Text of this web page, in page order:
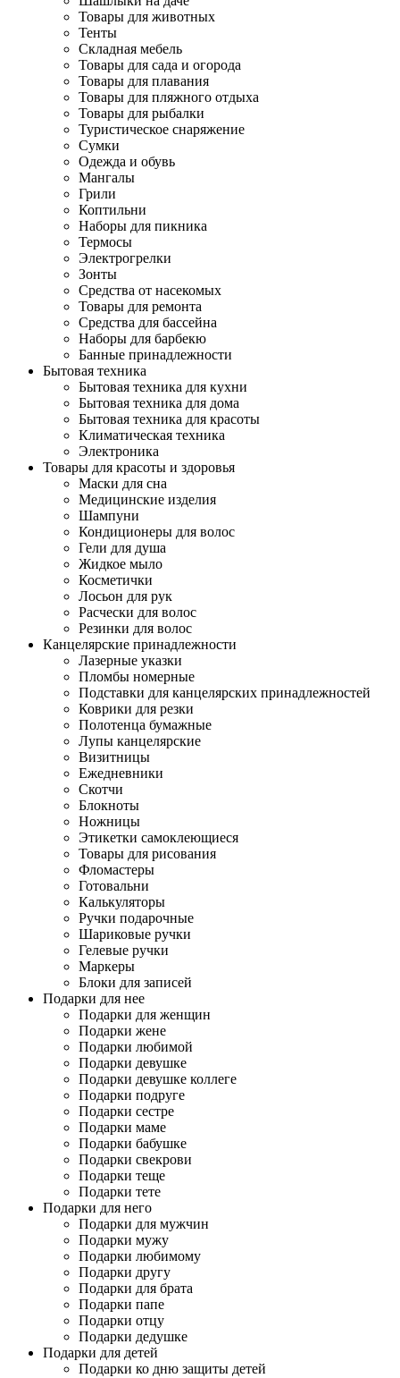
Товары для животных
Тенты
Складная мебель
Товары для сада и огорода
Товары для плавания
Товары для пляжного отдыха
Товары для рыбалки
Туристическое снаряжение
Сумки
Одежда и обувь
Мангалы
Грили
Коптильни
Наборы для пикника
Термосы
Электрогрелки
Зонты
Средства от насекомых
Товары для ремонта
Средства для бассейна
Наборы для барбекю
Банные принадлежности
Бытовая техника
Бытовая техника для кухни
Бытовая техника для дома
Бытовая техника для красоты
Климатическая техника
Электроника
Товары для красоты и здоровья
Маски для сна
Медицинские изделия
Шампуни
Кондиционеры для волос
Гели для душа
Жидкое мыло
Косметички
Лосьон для рук
Расчески для волос
Резинки для волос
Канцелярские принадлежности
Лазерные указки
Пломбы номерные
Подставки для канцелярских принадлежностей
Коврики для резки
Полотенца бумажные
Лупы канцелярские
Визитницы
Ежедневники
Скотчи
Блокноты
Ножницы
Этикетки самоклеющиеся
Товары для рисования
Фломастеры
Готовальни
Калькуляторы
Ручки подарочные
Шариковые ручки
Гелевые ручки
Маркеры
Блоки для записей
Подарки для нее
Подарки для женщин
Подарки жене
Подарки любимой
Подарки девушке
Подарки девушке коллеге
Подарки подруге
Подарки сестре
Подарки маме
Подарки бабушке
Подарки свекрови
Подарки теще
Подарки тете
Подарки для него
Подарки для мужчин
Подарки мужу
Подарки любимому
Подарки другу
Подарки для брата
Подарки папе
Подарки отцу
Подарки дедушке
Подарки для детей
Подарки ко дню защиты детей